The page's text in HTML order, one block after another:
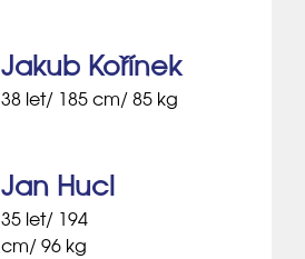
Jakub Kořínek
38 let/ 185 cm/ 85 kg
Jan Hucl
35 let/ 194
cm/ 96 kg